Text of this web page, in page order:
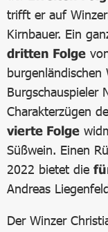
trifft er auf
Kirnbauer. Ein
dritten Folge
burgenländischen
Burgschauspieler
Charakterzügen
vierte Folge
Süßwein. Einen
2022 bietet die
Andreas
Der Winzer